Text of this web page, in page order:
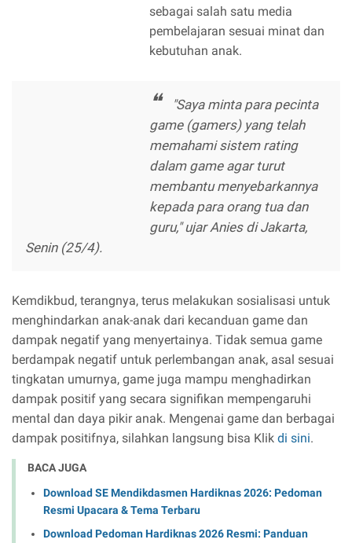
sebagai salah satu media
pembelajaran sesuai minat dan
kebutuhan anak. ‎
"Saya minta para pecinta
game (gamers) yang telah
memahami sistem rating
dalam game agar turut
membantu menyebarkannya
kepada para orang tua dan
guru," ujar Anies di Jakarta,
Senin (25/4).
Kemdikbud, terangnya, terus melakukan sosialisasi untuk
menghindarkan anak-anak dari kecanduan game dan
dampak negatif yang menyertainya. Tidak semua game
berdampak negatif untuk perlembangan anak, asal sesuai
tingkatan umurnya, game juga mampu menghadirkan
dampak positif yang secara signifikan mempengaruhi
mental dan daya pikir anak. Mengenai game dan berbagai
dampak positifnya, silahkan langsung bisa Klik di sini.
BACA JUGA
Download SE Mendikdasmen Hardiknas 2026: Pedoman
Resmi Upacara & Tema Terbaru
Download Pedoman Hardiknas 2026 Resmi: Panduan